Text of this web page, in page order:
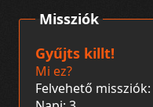
Missziók
Gyűjts killt!
Mi ez?
Felvehető missziók: